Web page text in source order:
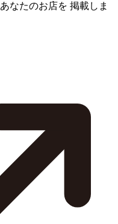
あなたのお店を 掲載しま